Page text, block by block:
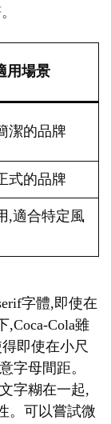
用場景
潔的品牌
式的品牌
,適合特定風
字體,即使在
,Coca-Cola雖
即使在小尺
字母間距。
字糊在一起,
。可以嘗試微